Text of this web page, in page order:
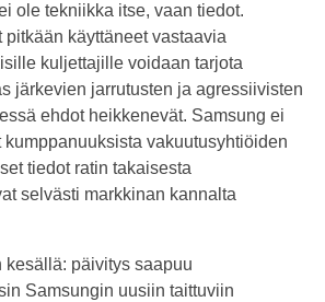
ole tekniikka itse, vaan tiedot.
pitkään käyttäneet vastaavia
kuljettajille voidaan tarjota
järkevien jarrutusten ja agressiivisten
ehdot heikkenevät. Samsung ei
vakuutusyhtiöiden
tiedot ratin takaisesta
selvästi markkinan kannalta
kesällä: päivitys saapuu
Samsungin uusiin taittuviin